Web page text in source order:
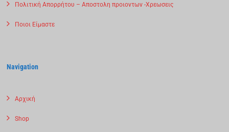
Πολιτική Απορρήτου – Αποστολη προιοντων -Χρεωσεις
Ποιοι Είμαστε
Navigation
Αρχική
Shop